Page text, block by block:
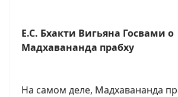
Е.С. Бхакти Вигьяна Госвами о
Мадхавананда прабху
На самом деле, Мадхавананда